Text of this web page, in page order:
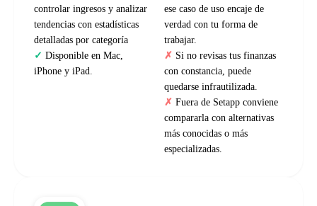
controlar ingresos y analizar
tendencias con estadísticas
detalladas por categoría
Disponible en Mac,
iPhone y iPad.
ese caso de uso encaje de
verdad con tu forma de
trabajar.
Si no revisas tus finanzas
con constancia, puede
quedarse infrautilizada.
Fuera de Setapp conviene
compararla con alternativas
más conocidas o más
especializadas.